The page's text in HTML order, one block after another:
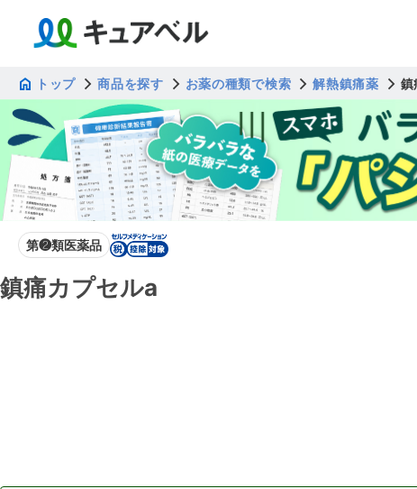
トップ 商品を探す お薬の種類で検索 解熱鎮痛薬 鎮
第❷類医薬品
鎮痛カプセルa